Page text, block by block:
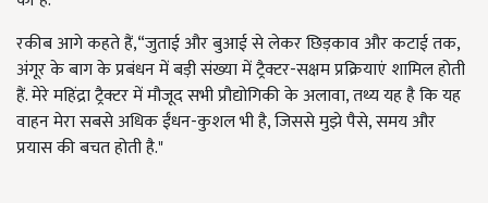
रकीब आगे कहते हैं,“जुताई और बुआई से लेकर छिड़काव और कटाई तक,
अंगूर के बाग के प्रबंधन में बड़ी संख्या में ट्रैक्टर-सक्षम प्रक्रियाएं शामिल होती
हैं. मेरे महिंद्रा ट्रैक्टर में मौजूद सभी प्रौद्योगिकी के अलावा, तथ्य यह है कि यह
वाहन मेरा सबसे अधिक ईंधन-कुशल भी है, जिससे मुझे पैसे, समय और
प्रयास की बचत होती है."